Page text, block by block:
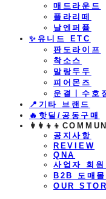
매드라운드
플라리떼
날엔퍼퓸
​✨유니드 ETC
판도라이프
착소스
말랑두두
피어몬즈
운결ㅣ수호
📍기타 브랜드
🔥핫딜/공동구매
공지사항
REVIEW
QNA
사업자 회
B2B 도매몰
OUR